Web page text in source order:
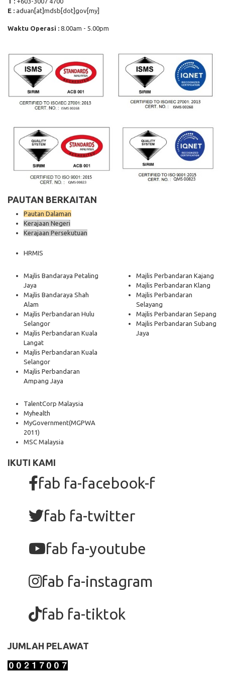
E : aduan[at]mdsb[dot]gov[my]
Waktu Operasi : 8.00am - 5.00pm
PAUTAN BERKAITAN
Pautan Dalaman
Kerajaan Negeri
Kerajaan Persekutuan
HRMIS
Majlis Bandaraya Petaling
Jaya
Majlis Bandaraya Shah
Alam
Majlis Perbandaran Hulu
Selangor
Majlis Perbandaran Kuala
Langat
Majlis Perbandaran Kuala
Selangor
Majlis Perbandaran
Ampang Jaya
Majlis Perbandaran Kajang
Majlis Perbandaran Klang
Majlis Perbandaran
Selayang
Majlis Perbandaran Sepang
Majlis Perbandaran Subang
Jaya
TalentCorp Malaysia
Myhealth
MyGovernment(MGPWA
2011)
MSC Malaysia
IKUTI KAMI
fab fa-facebook-f
fab fa-twitter
fab fa-youtube
fab fa-instagram
fab fa-tiktok
JUMLAH PELAWAT